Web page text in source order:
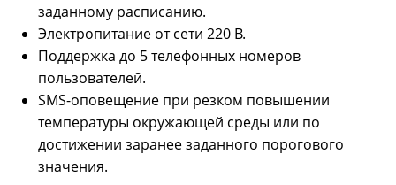
заданному расписанию.
Электропитание от сети 220 В.
Поддержка до 5 телефонных номеров
пользователей.
SMS-оповещение при резком повышении
температуры окружающей среды или по
достижении заранее заданного порогового
значения.